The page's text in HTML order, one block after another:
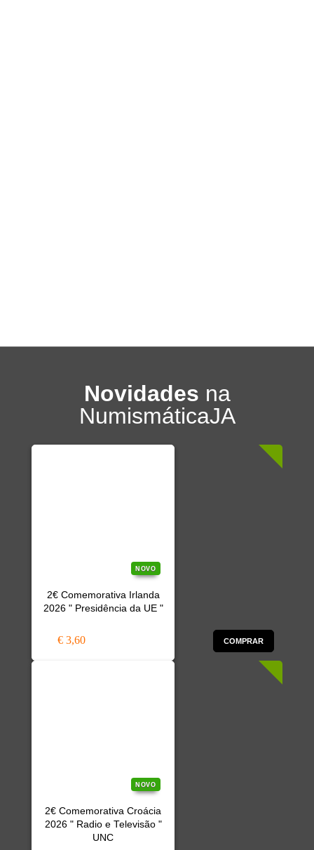
Novidades na
NumismáticaJA
NOVO
2€ Comemorativa Irlanda
2026 " Presidência da UE "
€ 3,60 COMPRAR
NOVO
2€ Comemorativa Croácia
2026 " Radio e Televisão "
UNC